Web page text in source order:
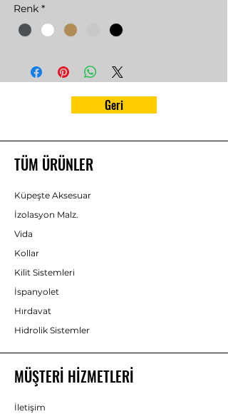
Renk *
Geri
TÜM ÜRÜNLER
Küpeşte Aksesuar
İzolasyon Malz.
Vida
Kollar
Kilit Sistemleri
İspanyolet
Hırdavat
Hidrolik Sistemler
MÜŞTERİ HİZMETLERİ
İletişim